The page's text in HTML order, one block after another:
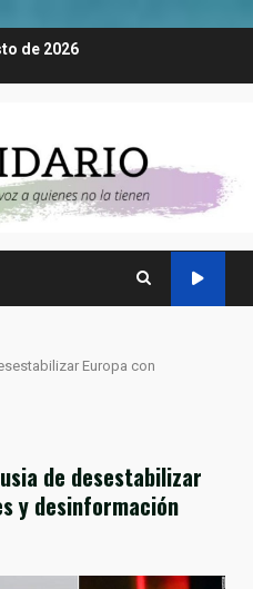
de 2026
Europa con
de desestabilizar
y desinformación